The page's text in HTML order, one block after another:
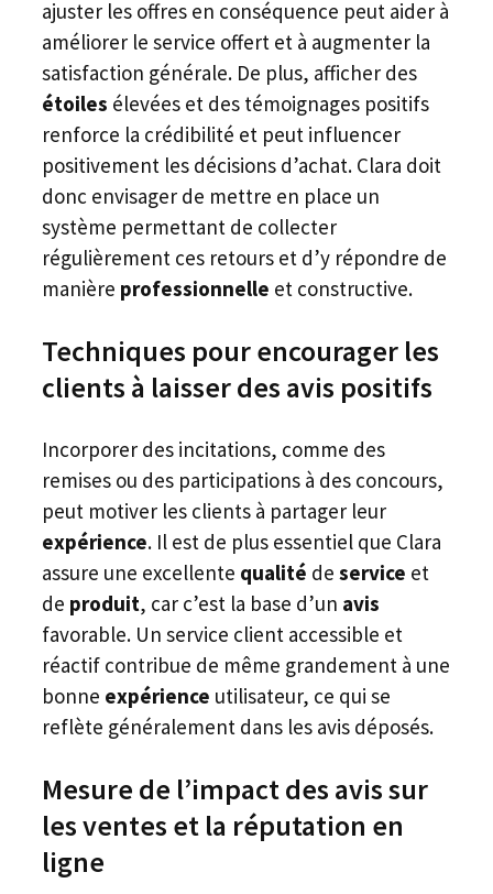
ajuster les offres en conséquence peut aider à
améliorer le service offert et à augmenter la
satisfaction générale. De plus, afficher des
étoiles élevées et des témoignages positifs
renforce la crédibilité et peut influencer
positivement les décisions d’achat. Clara doit
donc envisager de mettre en place un
système permettant de collecter
régulièrement ces retours et d’y répondre de
manière professionnelle et constructive.
Techniques pour encourager les
clients à laisser des avis positifs
Incorporer des incitations, comme des
remises ou des participations à des concours,
peut motiver les clients à partager leur
expérience. Il est de plus essentiel que Clara
assure une excellente qualité de service et
de produit, car c’est la base d’un avis
favorable. Un service client accessible et
réactif contribue de même grandement à une
bonne expérience utilisateur, ce qui se
reflète généralement dans les avis déposés.
Mesure de l’impact des avis sur
les ventes et la réputation en
ligne